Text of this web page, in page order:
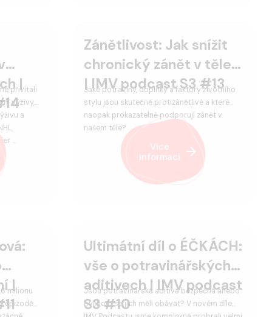
|
přivítali
výživy,
a
…
Zánětlivost: Jak snížit
chronický zánět v těle?
| IMV podcast S3 #13
Jaké potraviny, doplňky a faktory životního
stylu jsou skutečně protizánětlivé a které
naopak prokazatelně podporují zánět v
našem těle?
Více
informací
|
milionu
epizodě
Ultimátní díl o ÉČKÁCH:
vše o potravinářských
aditivech | IMV podcast
S3 #10
Jsou potravinářská aditiva bezpečná anebo
bychom se jich měli obávat? V novém díle